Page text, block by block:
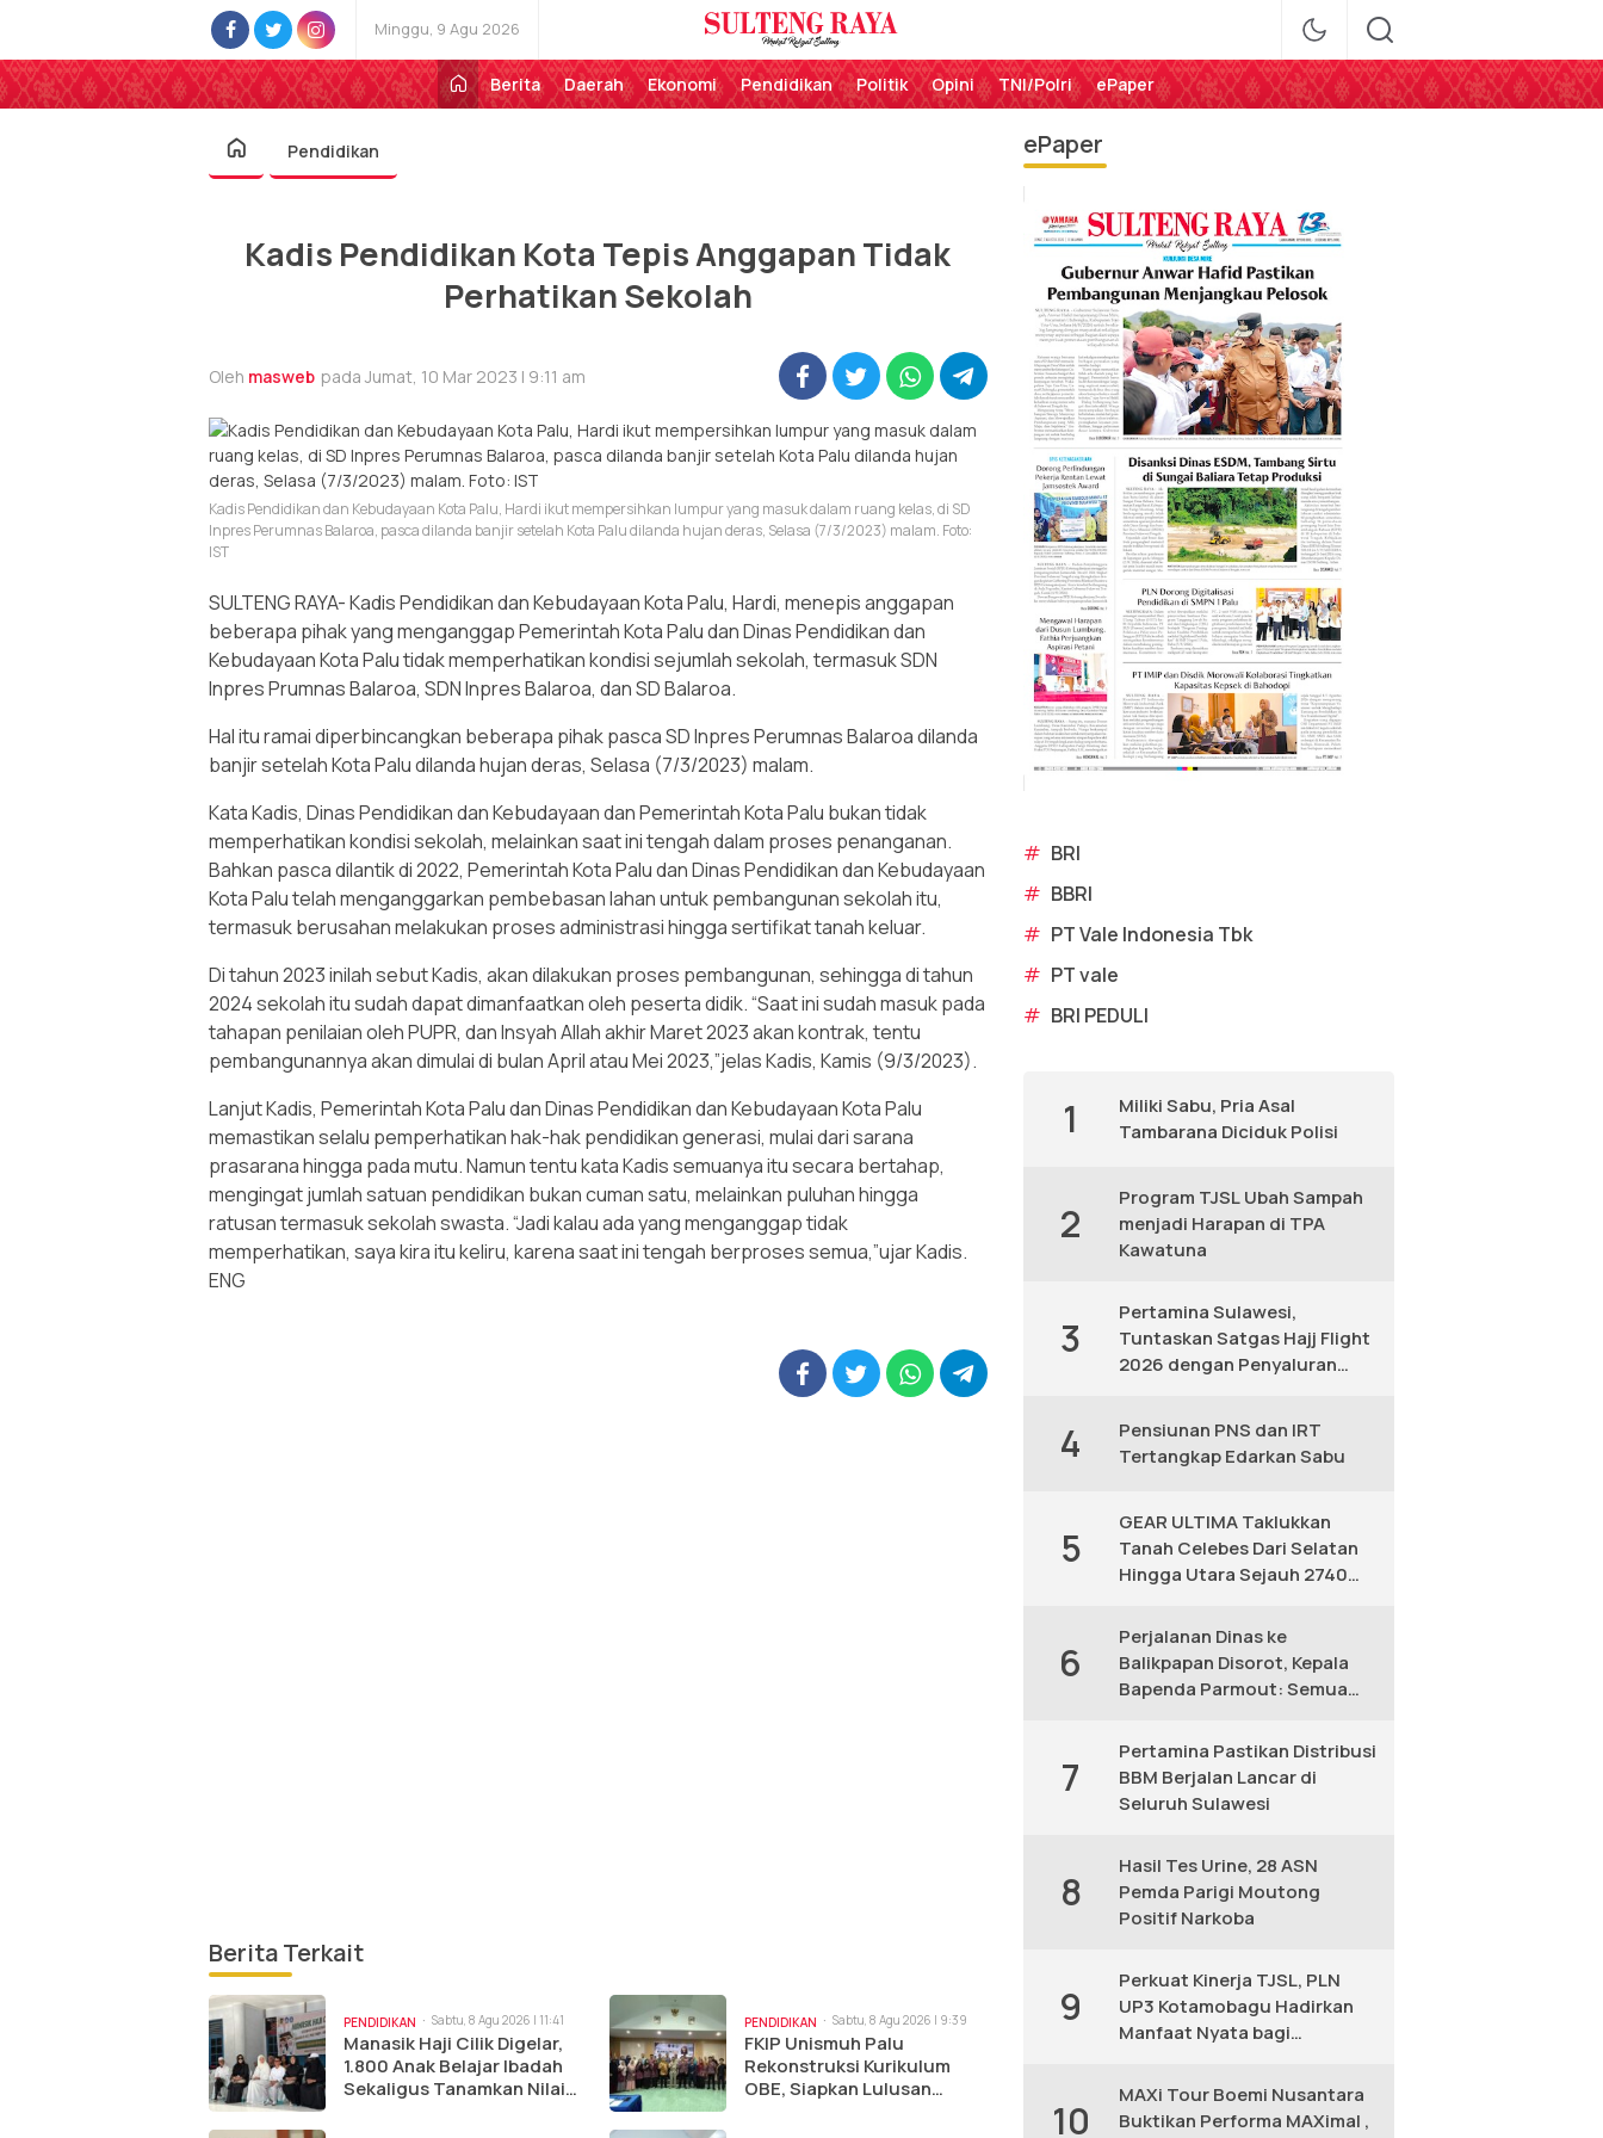
Minggu, 9 Agu 2026
Sulteng Raya
Perekat Rakyat Sulteng
Berita
Daerah Ekonomi Pendidikan Politik Opini TNI/Polri ePaper
Pendidikan
Kadis Pendidikan Kota Tepis Anggapan Tidak
Perhatikan Sekolah
Oleh masweb pada Jumat, 10 Mar 2023 | 9:11 am
Kadis Pendidikan dan Kebudayaan Kota Palu, Hardi ikut mempersihkan lumpur yang masuk dalam ruang kelas, di SD
Inpres Perumnas Balaroa, pasca dilanda banjir setelah Kota Palu dilanda hujan deras, Selasa (7/3/2023) malam. Foto:
IST
SULTENG RAYA- Kadis Pendidikan dan Kebudayaan Kota Palu, Hardi, menepis anggapan
beberapa pihak yang menganggap Pemerintah Kota Palu dan Dinas Pendidikan dan
Kebudayaan Kota Palu tidak memperhatikan kondisi sejumlah sekolah, termasuk SDN
Inpres Prumnas Balaroa, SDN Inpres Balaroa, dan SD Balaroa.
Hal itu ramai diperbincangkan beberapa pihak pasca SD Inpres Perumnas Balaroa dilanda
banjir setelah Kota Palu dilanda hujan deras, Selasa (7/3/2023) malam.
Kata Kadis, Dinas Pendidikan dan Kebudayaan dan Pemerintah Kota Palu bukan tidak
memperhatikan kondisi sekolah, melainkan saat ini tengah dalam proses penanganan.
Bahkan pasca dilantik di 2022, Pemerintah Kota Palu dan Dinas Pendidikan dan Kebudayaan
Kota Palu telah menganggarkan pembebasan lahan untuk pembangunan sekolah itu,
termasuk berusahan melakukan proses administrasi hingga sertifikat tanah keluar.
Di tahun 2023 inilah sebut Kadis, akan dilakukan proses pembangunan, sehingga di tahun
2024 sekolah itu sudah dapat dimanfaatkan oleh peserta didik. “Saat ini sudah masuk pada
tahapan penilaian oleh PUPR, dan Insyah Allah akhir Maret 2023 akan kontrak, tentu
pembangunannya akan dimulai di bulan April atau Mei 2023,”jelas Kadis, Kamis (9/3/2023).
Lanjut Kadis, Pemerintah Kota Palu dan Dinas Pendidikan dan Kebudayaan Kota Palu
memastikan selalu pemperhatikan hak-hak pendidikan generasi, mulai dari sarana
prasarana hingga pada mutu. Namun tentu kata Kadis semuanya itu secara bertahap,
mengingat jumlah satuan pendidikan bukan cuman satu, melainkan puluhan hingga
ratusan termasuk sekolah swasta. “Jadi kalau ada yang menganggap tidak
memperhatikan, saya kira itu keliru, karena saat ini tengah berproses semua,”ujar Kadis.
ENG
Berita Terkait
PENDIDIKAN
Sabtu, 8 Agu 2026 | 11:41
am
Manasik Haji Cilik Digelar,
1.800 Anak Belajar Ibadah
Sekaligus Tanamkan Nilai
PENDIDIKAN
Sabtu, 8 Agu 2026 | 9:39
am
FKIP Unismuh Palu
Rekonstruksi Kurikulum
OBE, Siapkan Lulusan
ePaper
# BRI
# BBRI
# PT Vale Indonesia Tbk
# PT vale
# BRI PEDULI
1
Miliki Sabu, Pria Asal
Tambarana Diciduk Polisi
2
Program TJSL Ubah Sampah
menjadi Harapan di TPA
Kawatuna
3
Pertamina Sulawesi,
Tuntaskan Satgas Hajj Flight
2026 dengan Penyaluran
4
Pensiunan PNS dan IRT
Tertangkap Edarkan Sabu
5
GEAR ULTIMA Taklukkan
Tanah Celebes Dari Selatan
Hingga Utara Sejauh 2740
6
Perjalanan Dinas ke
Balikpapan Disorot, Kepala
Bapenda Parmout: Semua
7
Pertamina Pastikan Distribusi
BBM Berjalan Lancar di
Seluruh Sulawesi
8
Hasil Tes Urine, 28 ASN
Pemda Parigi Moutong
Positif Narkoba
9
Perkuat Kinerja TJSL, PLN
UP3 Kotamobagu Hadirkan
Manfaat Nyata bagi
10
MAXi Tour Boemi Nusantara
Buktikan Performa MAXimal ,